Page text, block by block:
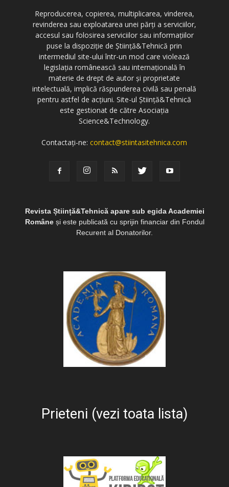
Reproducerea, copierea, multiplicarea, vinderea,
revinderea sau exploatarea unei părți a serviciilor,
accesul sau folosirea serviciilor sau informațiilor
puse la dispoziție de Știință&Tehnică prin
intermediul site-ului într-un mod care violează
legislația românească sau internațională în
materie de drept de autor și proprietate
intelectuală, implică răspunderea civilă sau penală
pentru astfel de acțiuni. Site-ul Știință&Tehnică
este gestionat de către Asociația
Science&Technology.
Contactați-ne:contact@stiintasitehnica.com
Revista Știință&Tehnică apare sub egida Academiei
Româneși este publicată cu sprijin financiar din Fondul
Recurent al Donatorilor.
Prieteni (vezi toata lista)